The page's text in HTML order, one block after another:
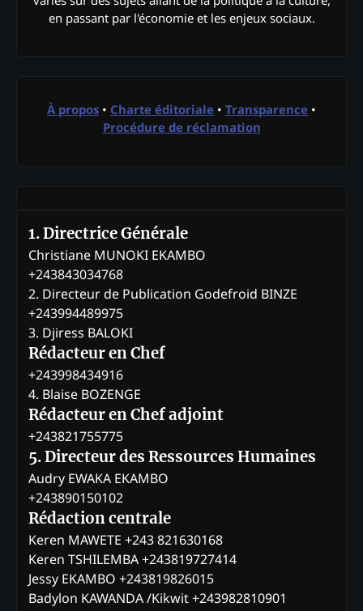
en passant par l'économie et les enjeux sociaux.
À propos • Charte éditoriale • Transparence •
Procédure de réclamation
1. Directrice Générale
Christiane MUNOKI EKAMBO
+243843034768
2. Directeur de Publication Godefroid BINZE
+243994489975
3. Djiress BALOKI
Rédacteur en Chef
+243998434916
4. Blaise BOZENGE
Rédacteur en Chef adjoint
+243821755775
5. Directeur des Ressources Humaines
Audry EWAKA EKAMBO
+243890150102
Rédaction centrale
Keren MAWETE +243 821630168
Keren TSHILEMBA +243819727414
Jessy EKAMBO +243819826015
Badylon KAWANDA /Kikwit +243982810901